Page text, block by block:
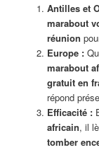
Antilles et
marabout
réunion
Europe :
marabout
gratuit en
répond
Efficacité :
africain, il
tomber